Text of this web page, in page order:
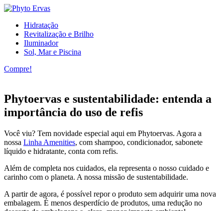
Hidratação
Revitalização e Brilho
Iluminador
Sol, Mar e Piscina
Compre!
Phytoervas e sustentabilidade: entenda a
importância do uso de refis
Você viu? Tem novidade especial aqui em Phytoervas. Agora a
nossa Linha Amenities, com shampoo, condicionador, sabonete
líquido e hidratante, conta com refis.
Além de completa nos cuidados, ela representa o nosso cuidado e
carinho com o planeta. A nossa missão de sustentabilidade.
A partir de agora, é possível repor o produto sem adquirir uma nova
embalagem. É menos desperdício de produtos, uma redução no